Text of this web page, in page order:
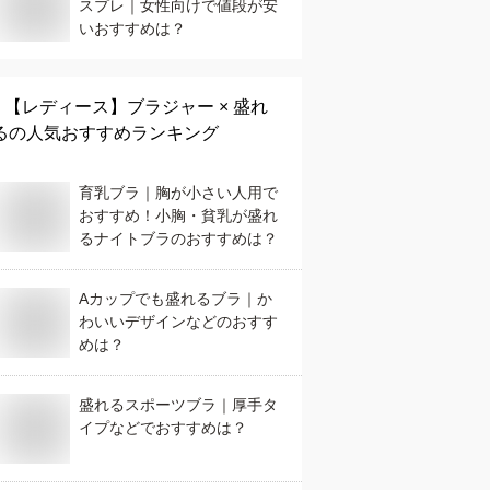
スプレ｜女性向けで値段が安
いおすすめは？
【レディース】 ブラジャー × 盛れ
の人気おすすめランキング
育乳ブラ｜胸が小さい人用で
おすすめ！小胸・貧乳が盛れ
るナイトブラのおすすめは？
Aカップでも盛れるブラ｜か
わいいデザインなどのおすす
めは？
盛れるスポーツブラ｜厚手タ
イプなどでおすすめは？